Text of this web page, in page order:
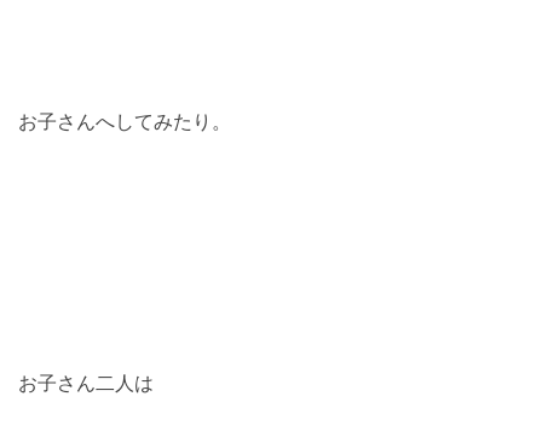
お子さんへしてみたり。
お子さん二人は